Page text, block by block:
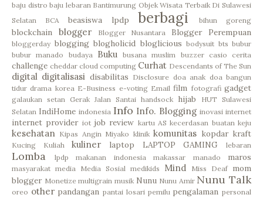
baju distro baju lebaran Bantimurung Objek Wisata Terbaik Di Sulawesi
Selatan
BCA beasiswa lpdp berbagi bihun goreng
blockchain blogger Blogger Nusantara Blogger Perempuan
bloggerday blogging blogholicid bloglicious bodysuit bts bubur
bubur manado
budaya Buku busana muslim buzzer casio cerita
challenge cheddar cloud computing Curhat Descendants of The Sun
digital digitalisasi disabilitas Disclosure doa anak doa bangun
tidur drama korea E-Business e-voting Email film fotografi gadget
galaukan setan Gerak Jalan Santai handsock hijab
HUT Sulawesi
Selatan IndiHome indonesia Info Info. Blogging inovasi internet
internet provider iot job review kartu AS kecerdasan buatan keju
kesehatan Kipas Angin Miyako klinik komunitas kopdar kraft
Kucing Kuliah kuliner laptop LAPTOP GAMING lebaran
Lomba lpdp makanan indonesia makassar manado maros
masyarakat media Media Sosial medikids Mind Miss Deaf mom
blogger Monetize multigrain musik Nunu Nunu Amir Nunu Talk
oreo other pandangan pantai losari pemilu pengalaman personal